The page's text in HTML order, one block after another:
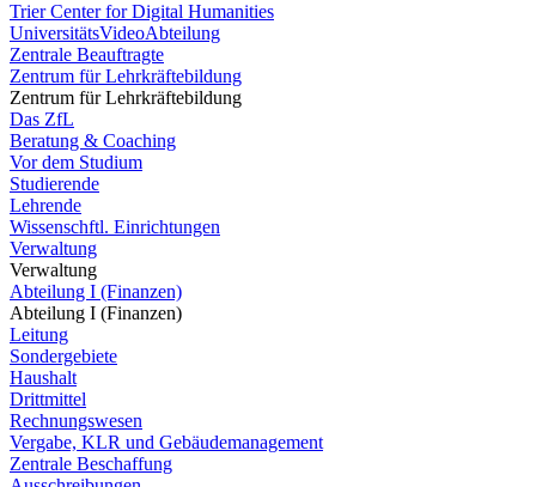
Trier Center for Digital Humanities
UniversitätsVideoAbteilung
Zentrale Beauftragte
Zentrum für Lehrkräftebildung
Zentrum für Lehrkräftebildung
Das ZfL
Beratung & Coaching
Vor dem Studium
Studierende
Lehrende
Wissenschftl. Einrichtungen
Verwaltung
Verwaltung
Abteilung I (Finanzen)
Abteilung I (Finanzen)
Leitung
Sondergebiete
Haushalt
Drittmittel
Rechnungswesen
Vergabe, KLR und Gebäudemanagement
Zentrale Beschaffung